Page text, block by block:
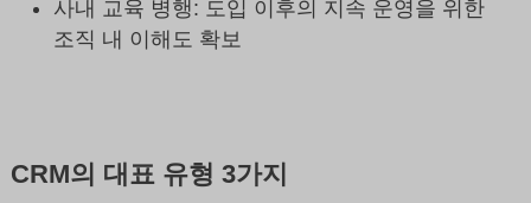
사내 교육 병행: 도입 이후의 지속 운영을 위한
조직 내 이해도 확보
CRM의 대표 유형 3가지